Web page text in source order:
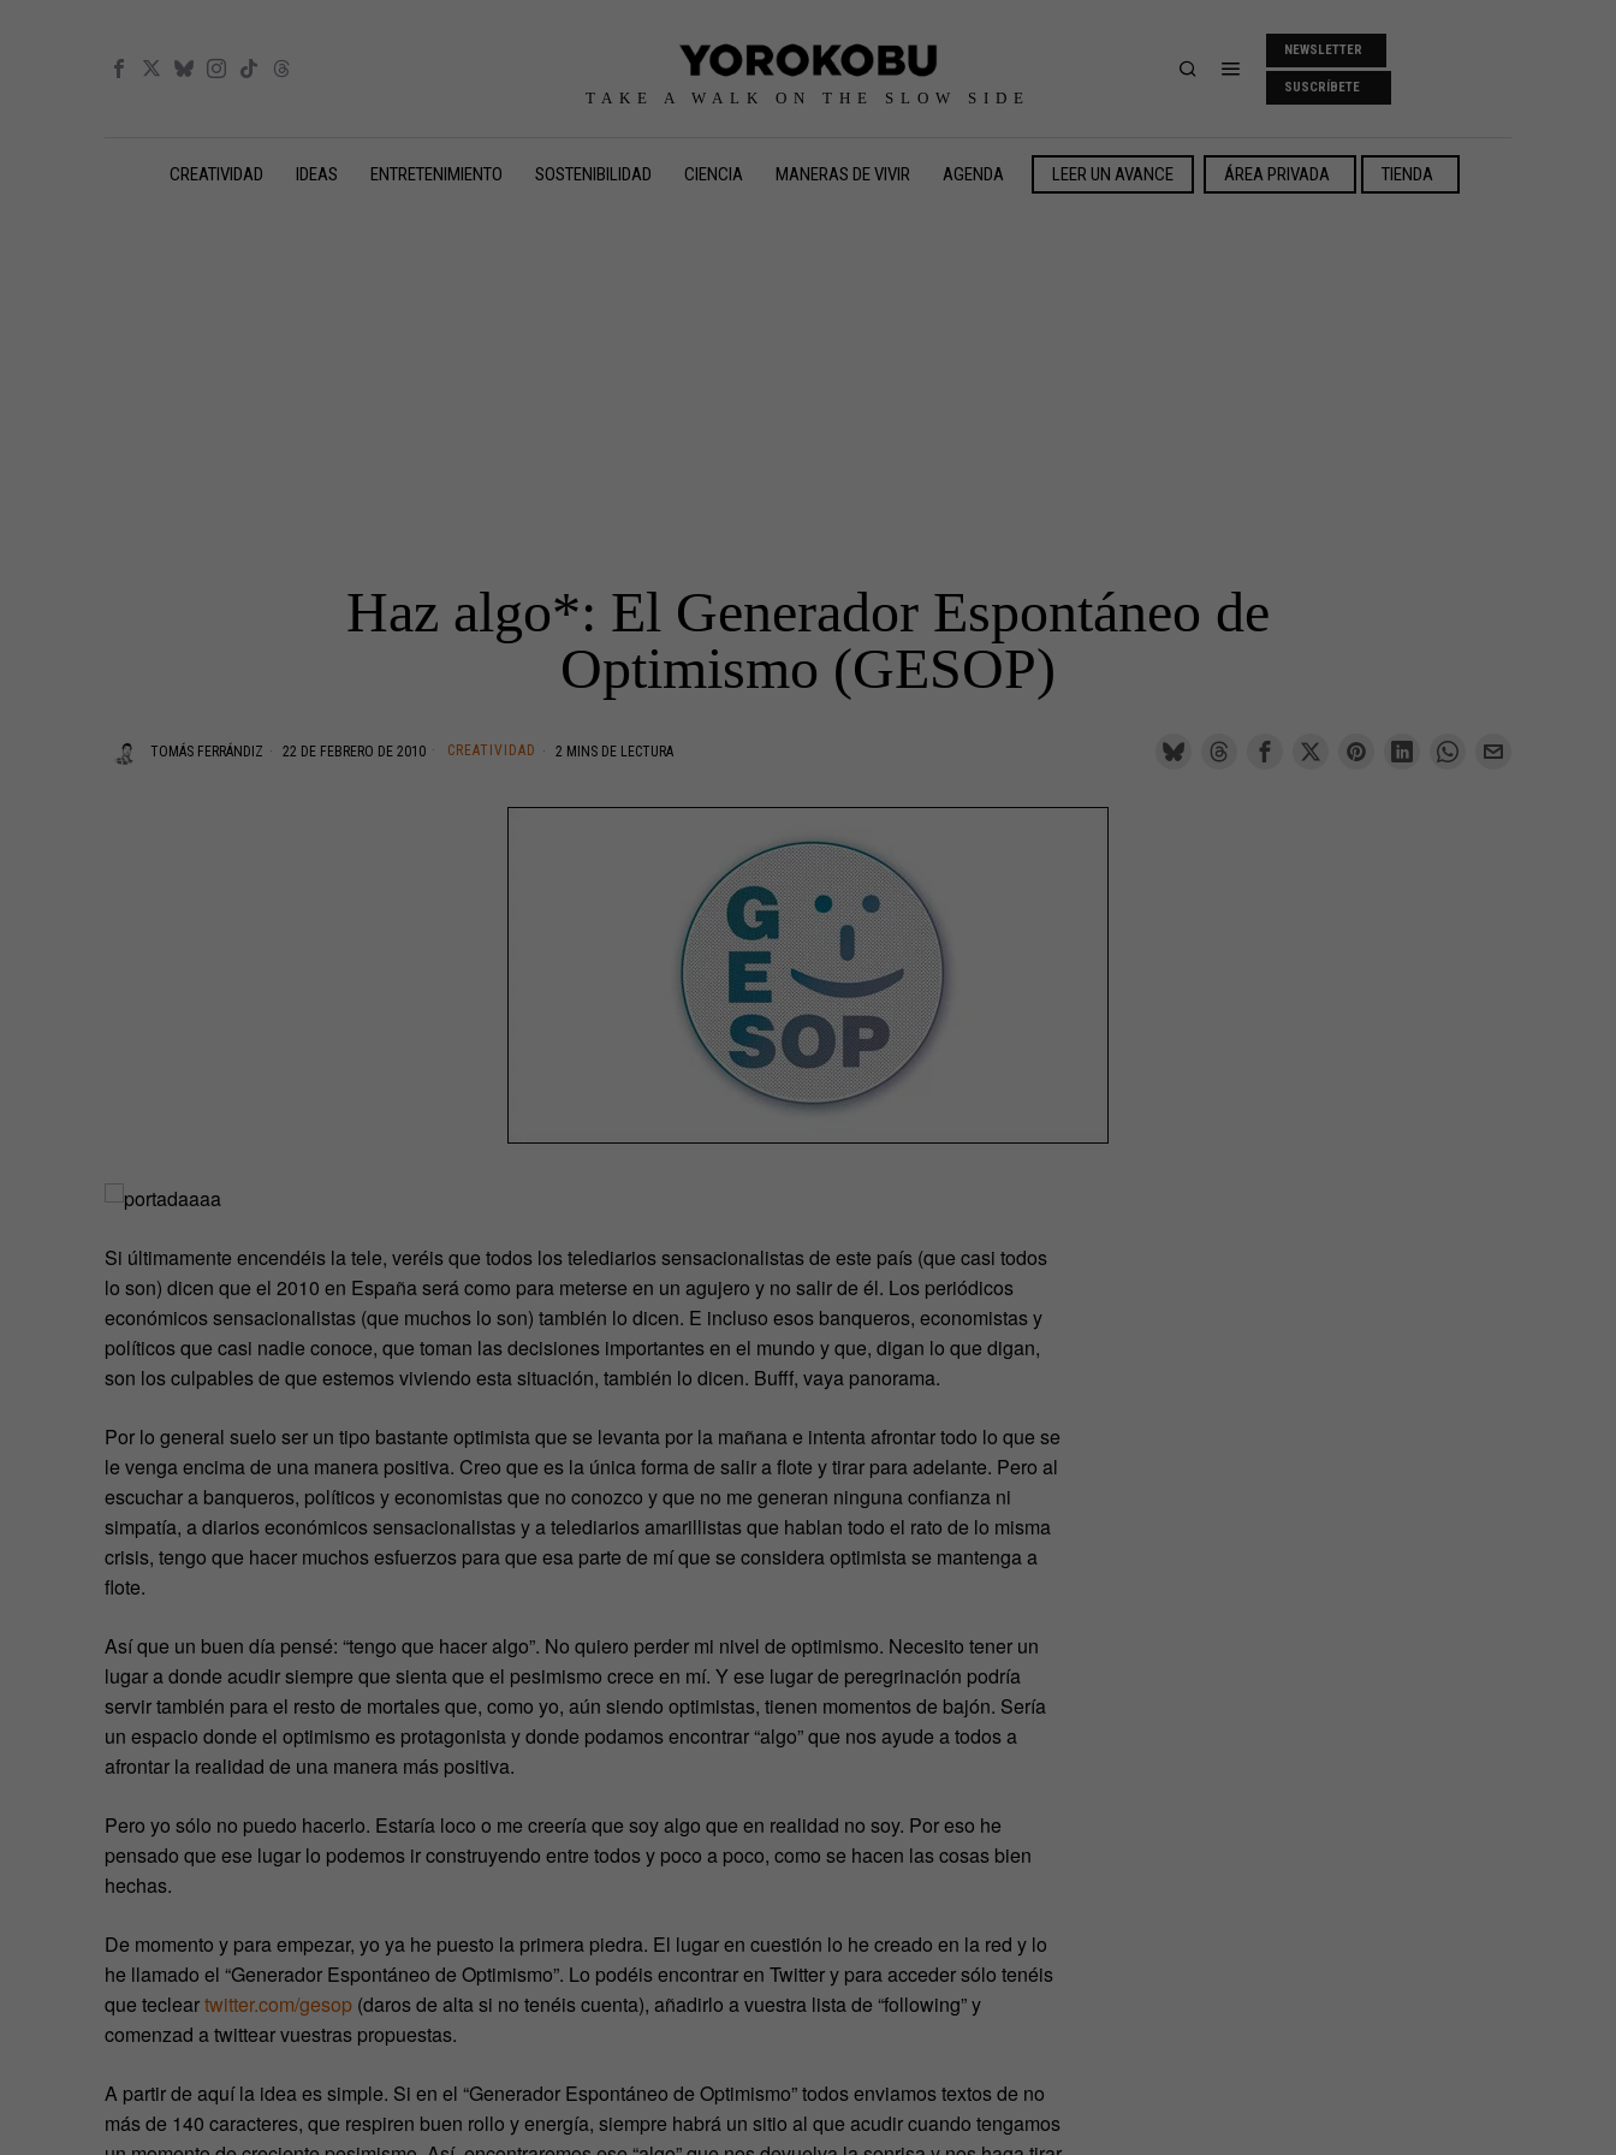
TAKE A WALK ON THE SLOW SIDE
NEWSLETTER
SUSCRÍBETE
CREATIVIDAD IDEAS ENTRETENIMIENTO SOSTENIBILIDAD CIENCIA MANERAS DE VIVIR AGENDA LEER UN AVANCE ÁREA PRIVADA TIENDA
Haz algo*: El Generador Espontáneo de
Optimismo (GESOP)
TOMÁS FERRÁNDIZ 22 DE FEBRERO DE 2010 CREATIVIDAD 2 MINS DE LECTURA
Si últimamente encendéis la tele, veréis que todos los telediarios sensacionalistas de este país (que casi todos
lo son) dicen que el 2010 en España será como para meterse en un agujero y no salir de él. Los periódicos
económicos sensacionalistas (que muchos lo son) también lo dicen. E incluso esos banqueros, economistas y
políticos que casi nadie conoce, que toman las decisiones importantes en el mundo y que, digan lo que digan,
son los culpables de que estemos viviendo esta situación, también lo dicen. Bufff, vaya panorama.
Por lo general suelo ser un tipo bastante optimista que se levanta por la mañana e intenta afrontar todo lo que se
le venga encima de una manera positiva. Creo que es la única forma de salir a flote y tirar para adelante. Pero al
escuchar a banqueros, políticos y economistas que no conozco y que no me generan ninguna confianza ni
simpatía, a diarios económicos sensacionalistas y a telediarios amarillistas que hablan todo el rato de lo misma
crisis, tengo que hacer muchos esfuerzos para que esa parte de mí que se considera optimista se mantenga a
flote.
Así que un buen día pensé: “tengo que hacer algo”. No quiero perder mi nivel de optimismo. Necesito tener un
lugar a donde acudir siempre que sienta que el pesimismo crece en mí. Y ese lugar de peregrinación podría
servir también para el resto de mortales que, como yo, aún siendo optimistas, tienen momentos de bajón. Sería
un espacio donde el optimismo es protagonista y donde podamos encontrar “algo” que nos ayude a todos a
afrontar la realidad de una manera más positiva.
Pero yo sólo no puedo hacerlo. Estaría loco o me creería que soy algo que en realidad no soy. Por eso he
pensado que ese lugar lo podemos ir construyendo entre todos y poco a poco, como se hacen las cosas bien
hechas.
De momento y para empezar, yo ya he puesto la primera piedra. El lugar en cuestión lo he creado en la red y lo
he llamado el “Generador Espontáneo de Optimismo”. Lo podéis encontrar en Twitter y para acceder sólo tenéis
que tecleartwitter.com/gesop (daros de alta si no tenéis cuenta), añadirlo a vuestra lista de “following” y
comenzad a twittear vuestras propuestas.
A partir de aquí la idea es simple. Si en el “Generador Espontáneo de Optimismo” todos enviamos textos de no
más de 140 caracteres, que respiren buen rollo y energía, siempre habrá un sitio al que acudir cuando tengamos